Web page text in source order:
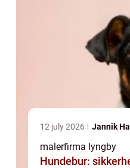
12 july 2026 Jannik
malerfirma lyngby
Hundebur: